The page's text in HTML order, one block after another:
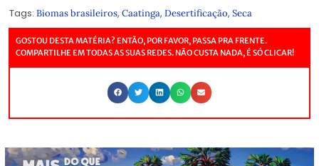
Tags: Biomas brasileiros, Caatinga, Desertificação, Seca
GOSTOU DESTA MATÉRIA? ENTÃO, POR FAVOR, PASSA PRA FRENTE.
COMPARTILHE EM TODAS AS SUAS REDES. NÃO CUSTA NADA, É SÓ CLICAR!